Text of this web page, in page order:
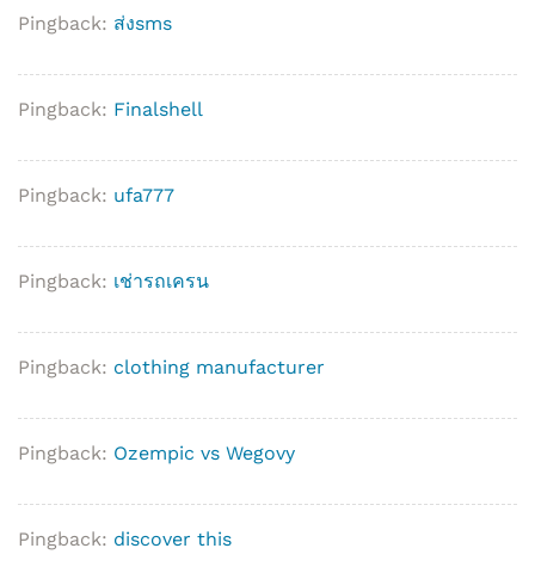
Pingback: ส่งsms
Pingback: Finalshell
Pingback: ufa777
Pingback: เช่ารถเครน
Pingback: clothing manufacturer
Pingback: Ozempic vs Wegovy
Pingback: discover this